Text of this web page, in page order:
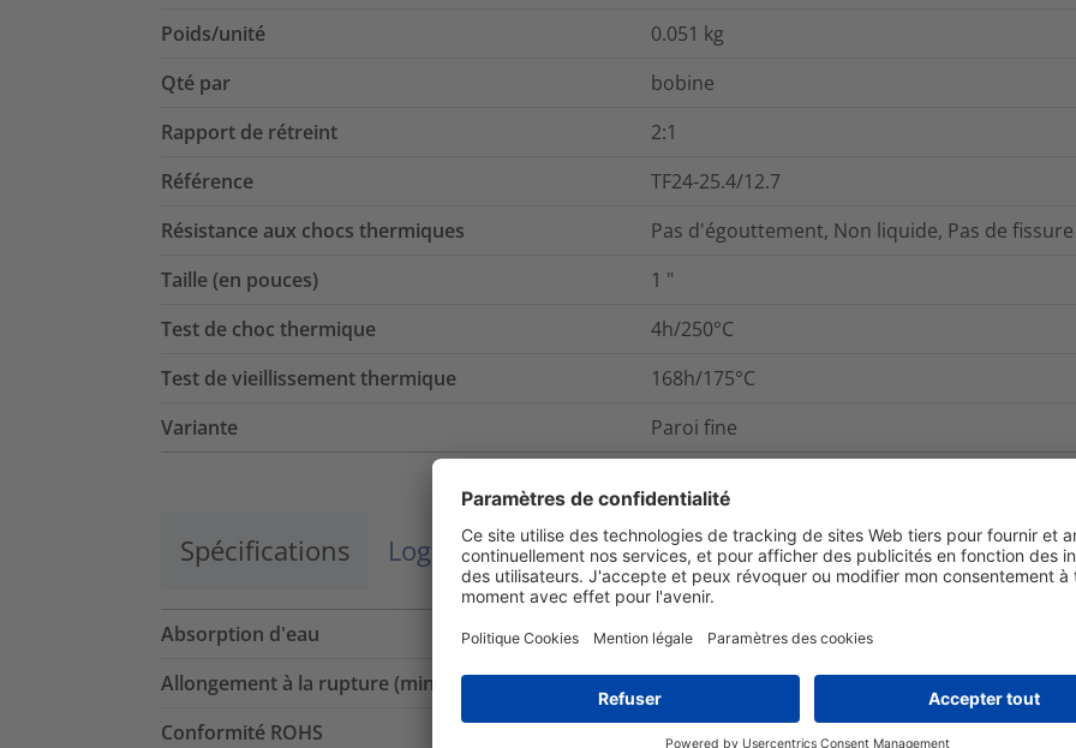
Poids/unité
0.051 kg
Qté par
bobine
Rapport de rétreint
2:1
Référence
TF24-25.4/12.7
Résistance aux chocs thermiques
Pas d'égouttement, Non liquide, Pas de fissure
Taille (en pouces)
1 "
Test de choc thermique
4h/250°C
Test de vieillissement thermique
168h/175°C
Variante
Paroi fine
Spécifications Logistique et emballage Pour plus d'information
Absorption d'eau 0.2%
Allongement à la rupture (min.)
450%
Conformité ROHS
Oui